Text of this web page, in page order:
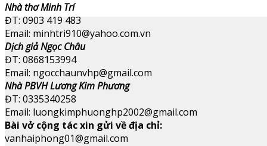
Nhà thơ Minh Trí
ĐT: 0903 419 483
Email: minhtri910@yahoo.com.vn
Dịch giả Ngọc Châu
ĐT: 0868153994
Email: ngocchaunvhp@gmail.com
Nhà PBVH Lương Kim Phương
ĐT: 0335340258
Email: luongkimphuonghp2002@gmail.com
Bài vở cộng tác xin gửi về địa chỉ:
vanhaiphong01@gmail.com